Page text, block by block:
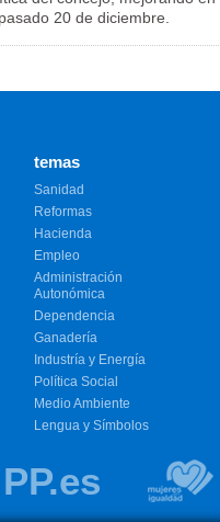
20 de diciembre.
temas
Sanidad
Reformas
Hacienda
Empleo
Administración
Autonómica
Dependencia
Ganadería
Industría y Energía
Política Social
Medio Ambiente
Lengua y Símbolos
PP.es